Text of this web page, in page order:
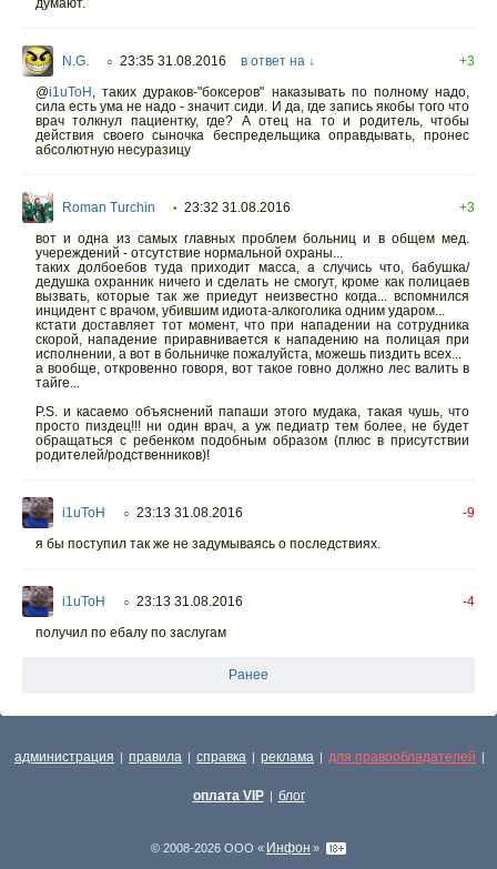
N.G. ○ 23:35 31.08.2016 в ответ на ↓
+3
@i1uToH ,таких дураков-"боксеров" наказывать по полному надо,
сила есть ума не надо - значит сиди. И да, где запись якобы того что
врач толкнул пациентку, где? А отец на то и родитель, чтобы
действия своего сыночка беспредельщика оправдывать, пронес
абсолютную несуразицу
Roman Turchin • 23:32 31.08.2016
+3
вот и одна из самых главных проблем больниц и в общем мед.
учереждений - отсутствие нормальной охраны...
таких долбоебов туда приходит масса, а случись что, бабушка/
дедушка охранник ничего и сделать не смогут, кроме как полицаев
вызвать, которые так же приедут неизвестно когда... вспомнился
инцидент с врачом, убившим идиота-алкоголика одним ударом...
кстати доставляет тот момент, что при нападении на сотрудника
скорой, нападение приравнивается к нападению на полицая при
исполнении, а вот в больничке пожалуйста, можешь пиздить всех...
а вообще, откровенно говоря, вот такое говно должно лес валить в
тайге...
P.S. и касаемо объяснений папаши этого мудака, такая чушь, что
просто пиздец!!! ни один врач, а уж педиатр тем более, не будет
обращаться с ребенком подобным образом (плюс в присутствии
родителей/родственников)!
i1uToH ○ 23:13 31.08.2016
-9
я бы поступил так же не задумываясь о последствиях.
i1uToH ○ 23:13 31.08.2016
-4
получил по ебалу по заслугам
Ранее
администрация | правила | справка | реклама | для правообладателей |
оплата VIP | блог
© 2008-2026 ООО « Инфон »